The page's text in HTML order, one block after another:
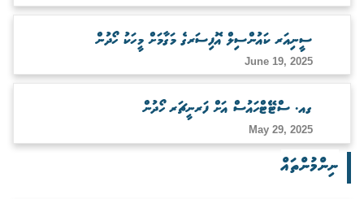
ސީނިއަރ ކައުންސިލް އޮފިސަރގެ މަގާމަށް މީހަކު ހޯދުން
June 19, 2025
ގއ. ސްޓޭޓްހައުސް އަށް ފަރނީޗަރ ހޯދުން
May 29, 2025
ނިންމުންތައް